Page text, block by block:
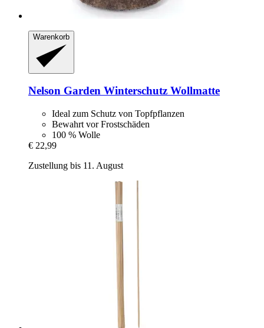
Warenkorb
Nelson Garden Winterschutz Wollmatte
Ideal zum Schutz von Topfpflanzen
Bewahrt vor Frostschäden
100 % Wolle
€ 22,99
Zustellung bis 11. August